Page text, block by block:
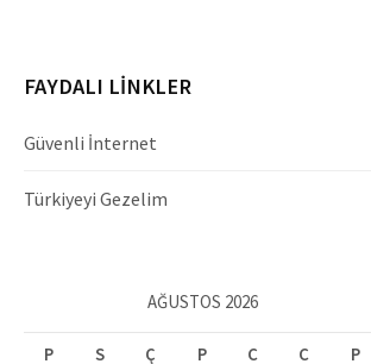
FAYDALI LINKLER
Güvenli İnternet
Türkiyeyi Gezelim
AĞUSTOS 2026
P S Ç P C C
P